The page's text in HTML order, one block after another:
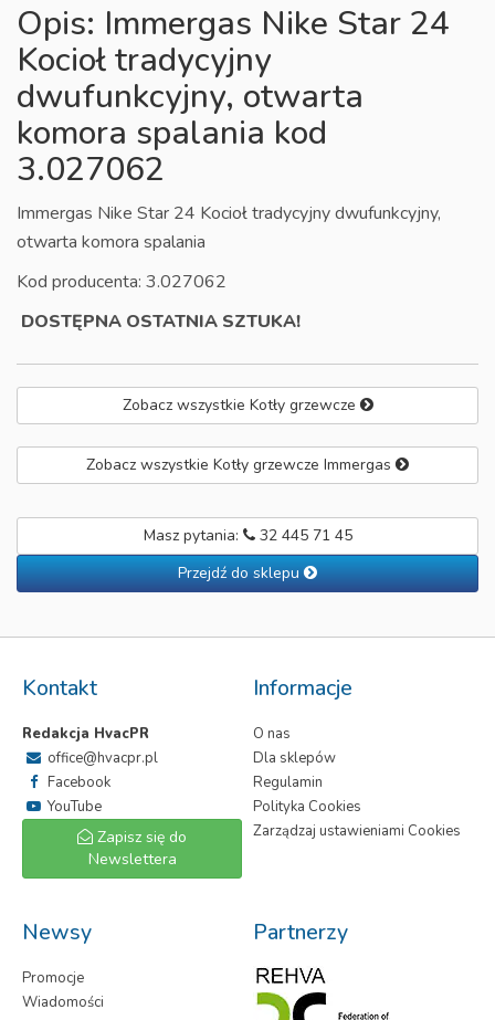
Opis: Immergas Nike Star 24
Kocioł tradycyjny
dwufunkcyjny, otwarta
komora spalania kod
3.027062
Immergas Nike Star 24 Kocioł tradycyjny dwufunkcyjny,
otwarta komora spalania
Kod producenta: 3.027062
DOSTĘPNA OSTATNIA SZTUKA!
Zobacz wszystkie Kotły grzewcze
Zobacz wszystkie Kotły grzewcze Immergas
Masz pytania:
32 445 71 45
Przejdź do sklepu
Kontakt
Redakcja HvacPR
office@hvacpr.pl
Facebook
YouTube
Zapisz się do
Newslettera
Informacje
O nas
Dla sklepów
Regulamin
Polityka Cookies
Zarządzaj ustawieniami Cookies
Newsy
Promocje
Wiadomości
Partnerzy